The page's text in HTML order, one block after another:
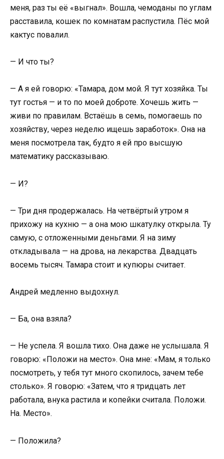
меня, раз ты её «выгнал». Вошла, чемоданы по углам
расставила, кошек по комнатам распустила. Пёс мой
кактус повалил.
— И что ты?
— А я ей говорю: «Тамара, дом мой. Я тут хозяйка. Ты
тут гостья — и то по моей доброте. Хочешь жить —
живи по правилам. Встаёшь в семь, помогаешь по
хозяйству, через неделю ищешь заработок». Она на
меня посмотрела так, будто я ей про высшую
математику рассказываю.
— И?
— Три дня продержалась. На четвёртый утром я
прихожу на кухню — а она мою шкатулку открыла. Ту
самую, с отложенными деньгами. Я на зиму
откладывала — на дрова, на лекарства. Двадцать
восемь тысяч. Тамара стоит и купюры считает.
Андрей медленно выдохнул.
— Ба, она взяла?
— Не успела. Я вошла тихо. Она даже не услышала. Я
говорю: «Положи на место». Она мне: «Мам, я только
посмотреть, у тебя тут много скопилось, зачем тебе
столько». Я говорю: «Затем, что я тридцать лет
работала, внука растила и копейки считала. Положи.
На. Место».
— Положила?